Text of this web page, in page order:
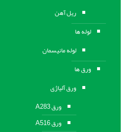
ریل آهن
لوله ها
لوله مانیسمان
ورق ها
ورق آلیاژی
ورق A283
ورق A516